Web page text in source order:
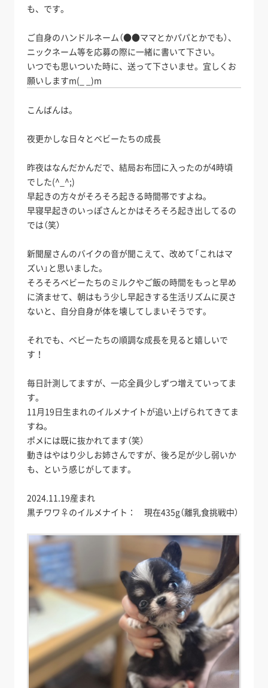
も、です。
ご自身のハンドルネーム（●●ママとかパパとかでも）、
ニックネーム等を応募の際に一緒に書いて下さい。
いつでも思いついた時に、送って下さいませ。宜しくお
願いしますm(_ _)m
こんばんは。
夜更かしな日々とベビーたちの成長
昨夜はなんだかんだで、結局お布団に入ったのが4時頃
でした(^_^;)
早起きの方々がそろそろ起きる時間帯ですよね。
早寝早起きのいっぽさんとかはそろそろ起き出してるの
では（笑）
新聞屋さんのバイクの音が聞こえて、改めて「これはマ
ズい」と思いました。
そろそろベビーたちのミルクやご飯の時間をもっと早め
に済ませて、朝はもう少し早起きする生活リズムに戻さ
ないと、自分自身が体を壊してしまいそうです。
それでも、ベビーたちの順調な成長を見ると嬉しいで
す！
毎日計測してますが、一応全員少しずつ増えていってま
す。
11月19日生まれのイルメナイトが追い上げられてきてま
すね。
ポメには既に抜かれてます（笑）
動きはやはり少しお姉さんですが、後ろ足が少し弱いか
も、という感じがしてます。
2024.11.19産まれ
黒チワワ♀のイルメナイト： 現在435g（離乳食挑戦中）